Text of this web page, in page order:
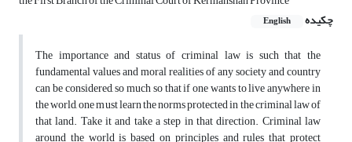
چکیده
English
The importance and status of criminal law is such that the
fundamental values and moral realities of any society and country
can be considered, so much so that if one wants to live anywhere in
the world, one must learn the norms protected in the criminal law of
that land. Take it and take a step in that direction. Criminal law